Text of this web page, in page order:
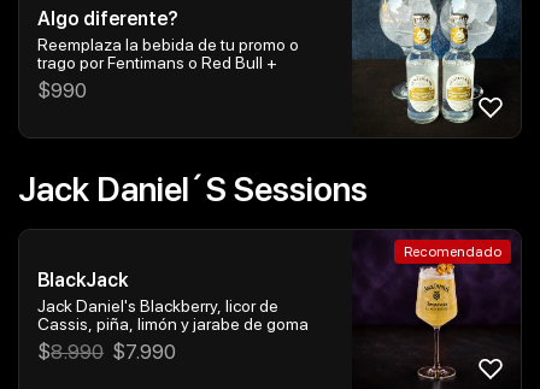
Algo diferente?
Reemplaza la bebida de tu promo o
trago por Fentimans o Red Bull +
$990
Jack Daniel´s Sessions
BlackJack
Jack Daniel's Blackberry, licor de
Cassis, piña, limón y jarabe de goma
$8.990 $7.990
Recomendado